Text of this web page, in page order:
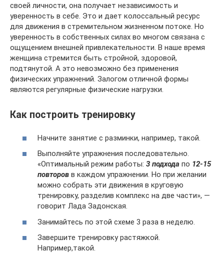
своей личности, она получает независимость и
уверенность в себе. Это и дает колоссальный ресурс
для движения в стремительном жизненном потоке. Но
уверенность в собственных силах во многом связана с
ощущением внешней привлекательности. В наше время
женщина стремится быть стройной, здоровой,
подтянутой. А это невозможно без применения
физических упражнений. Залогом отличной формы
являются регулярные физические нагрузки.
Как построить тренировку
Начните занятие с разминки, например, такой.
Выполняйте упражнения последовательно.
«Оптимальный режим работы: 3 подхода по 12-15
повторов в каждом упражнении. Но при желании
можно собрать эти движения в круговую
тренировку, разделив комплекс на две части», —
говорит Лада Задонская.
Занимайтесь по этой схеме 3 раза в неделю.
Завершите тренировку растяжкой.
Например,такой.